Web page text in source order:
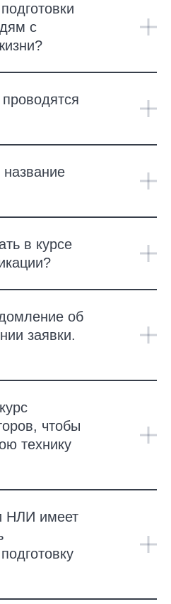
с
в курсе
об
заявки.
чтобы
технику
НЛИ имеет